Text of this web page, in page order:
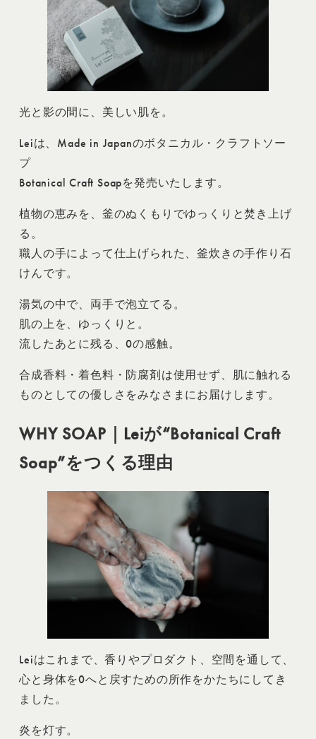
光と影の間に、美しい肌を。
Leiは、Made in Japanのボタニカル・クラフトソー
プ
Botanical Craft Soapを発売いたします。
植物の恵みを、釜のぬくもりでゆっくりと焚き上げ
る。
職人の手によって仕上げられた、釜炊きの手作り石
けんです。
湯気の中で、両手で泡立てる。
肌の上を、ゆっくりと。
流したあとに残る、0の感触。
合成香料・着色料・防腐剤は使用せず、肌に触れる
ものとしての優しさをみなさまにお届けします。
WHY SOAP｜Leiが“Botanical Craft
Soap”をつくる理由
Leiはこれまで、香りやプロダクト、空間を通して、
心と身体を0へと戻すための所作をかたちにしてき
ました。
炎を灯す。